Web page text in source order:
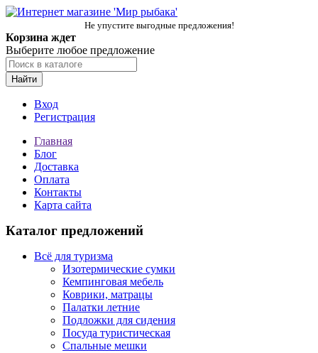
Не упустите выгодные предложения!
Корзина ждет
Выберите любое предложение
Найти
Вход
Регистрация
Главная
Блог
Доставка
Оплата
Контакты
Карта сайта
Каталог предложений
Всё для туризма
Изотермические сумки
Кемпинговая мебель
Коврики, матрацы
Палатки летние
Подложки для сидения
Посуда туристическая
Спальные мешки